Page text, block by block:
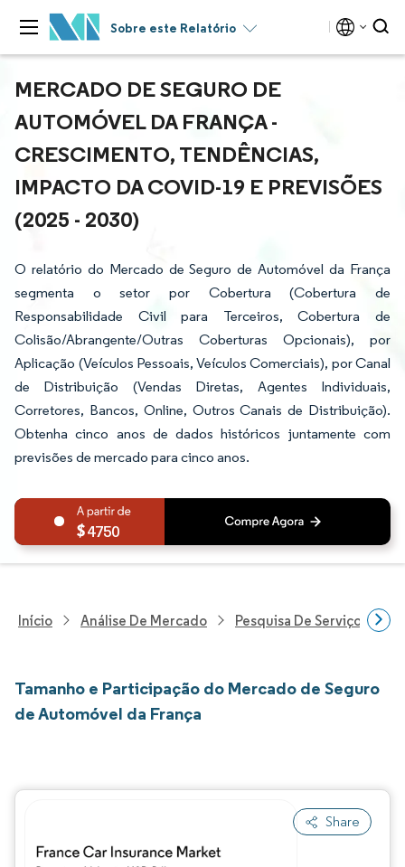
Sobre este Relatório
MERCADO DE SEGURO DE
AUTOMÓVEL DA FRANÇA -
CRESCIMENTO, TENDÊNCIAS,
IMPACTO DA COVID-19 E PREVISÕES
(2025 - 2030)
O relatório do Mercado de Seguro de Automóvel da França
segmenta o setor por Cobertura (Cobertura de
Responsabilidade Civil para Terceiros, Cobertura de
Colisão/Abrangente/Outras Coberturas Opcionais), por
Aplicação (Veículos Pessoais, Veículos Comerciais), por Canal
de Distribuição (Vendas Diretas, Agentes Individuais,
Corretores, Bancos, Online, Outros Canais de Distribuição).
Obtenha cinco anos de dados históricos juntamente com
previsões de mercado para cinco anos.
4750
Início Análise De Mercado Pesquisa De Serviços
Tamanho e Participação do Mercado de Seguro
de Automóvel da França
Share